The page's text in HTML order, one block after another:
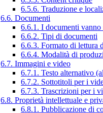
6.5.6. Traduzione e
6.6. Documenti
6.6.1. I documenti vanno
6.6.2. Tipi di documenti
6.6.3. Formato di lettura
6.6.4. Modalità di
6.7. Immagini e video
6.7.1. Testo alternativo
6.7.2. Sottotitoli per i
6.7.3. Trascrizioni per i
6.8. Proprietà intellettuale e
6.8.1. Pubblicazione di